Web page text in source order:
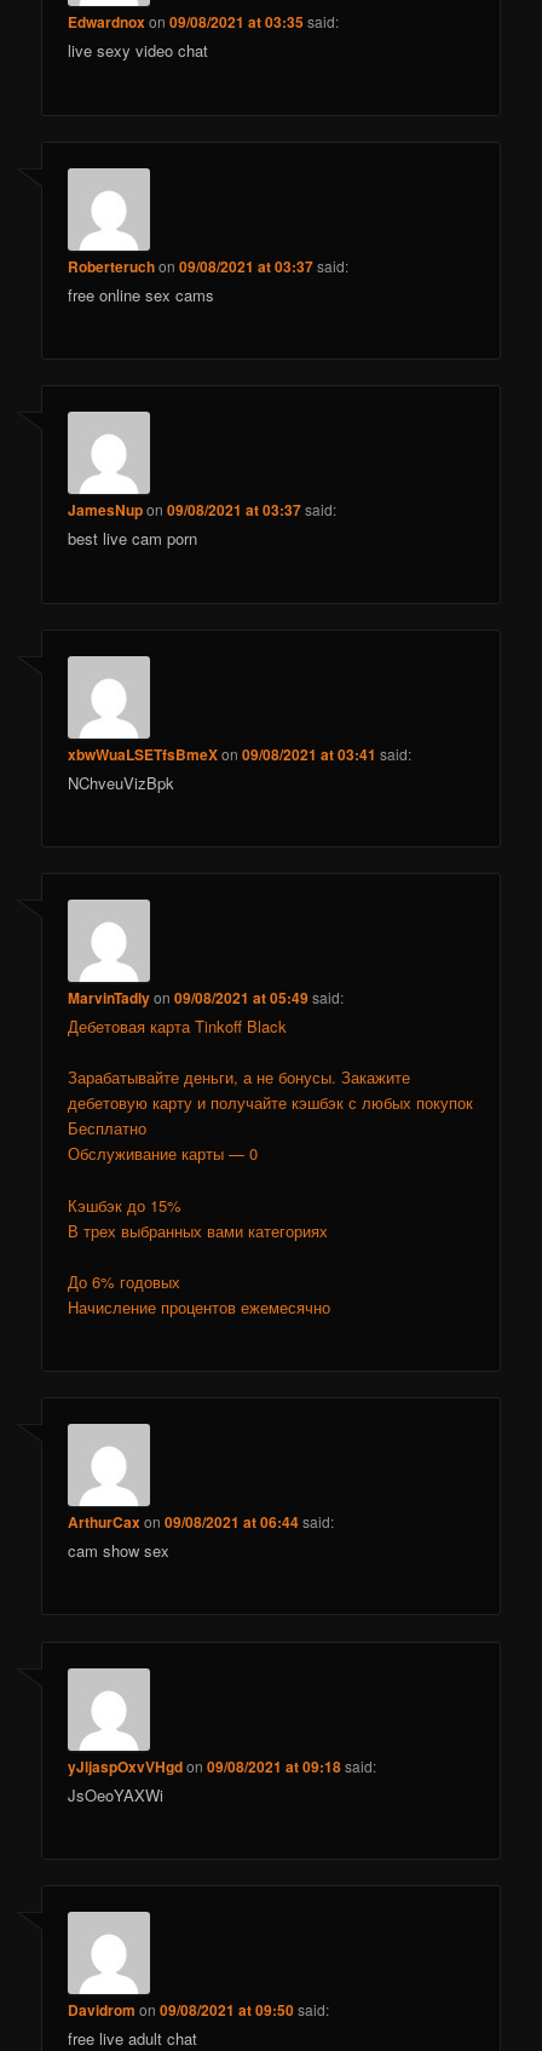
Edwardnoxon09/08/2021 at 03:35said:
live sexy video chat
Roberteruchon09/08/2021 at 03:37said:
free online sex cams
JamesNupon09/08/2021 at 03:37said:
best live cam porn
xbwWuaLSETfsBmeXon09/08/2021 at 03:41 said:
NChveuVizBpk
MarvinTadlyon09/08/2021 at 05:49said:
Дебетовая карта Tinkoff Black
Зарабатывайте деньги, а не бонусы. Закажите
дебетовую карту и получайте кэшбэк с любых покупок
Бесплатно
Обслуживание карты — 0
Кэшбэк до 15%
В трех выбранных вами категориях
До 6% годовых
Начисление процентов ежемесячно
ArthurCaxon09/08/2021 at 06:44said:
cam show sex
yJljaspOxvVHgdon09/08/2021 at 09:18said:
JsOeoYAXWi
Davidrom on09/08/2021 at 09:50said:
free live adult chat